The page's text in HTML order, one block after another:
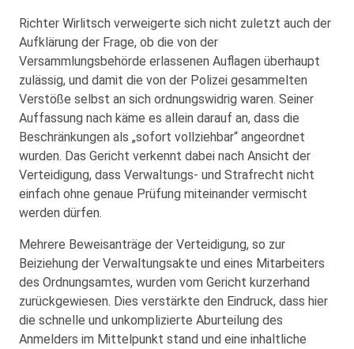
Richter Wirlitsch verweigerte sich nicht zuletzt auch der
Aufklärung der Frage, ob die von der
Versammlungsbehörde erlassenen Auflagen überhaupt
zulässig, und damit die von der Polizei gesammelten
Verstöße selbst an sich ordnungswidrig waren. Seiner
Auffassung nach käme es allein darauf an, dass die
Beschränkungen als „sofort vollziehbar“ angeordnet
wurden. Das Gericht verkennt dabei nach Ansicht der
Verteidigung, dass Verwaltungs- und Strafrecht nicht
einfach ohne genaue Prüfung miteinander vermischt
werden dürfen.
Mehrere Beweisanträge der Verteidigung, so zur
Beiziehung der Verwaltungsakte und eines Mitarbeiters
des Ordnungsamtes, wurden vom Gericht kurzerhand
zurückgewiesen. Dies verstärkte den Eindruck, dass hier
die schnelle und unkomplizierte Aburteilung des
Anmelders im Mittelpunkt stand und eine inhaltliche